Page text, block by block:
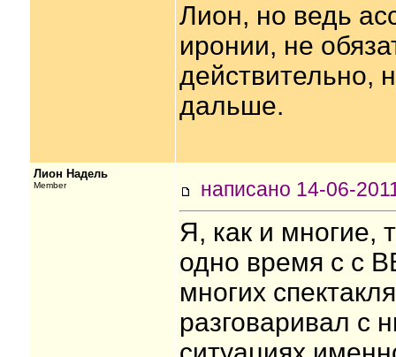
Лион, но ведь
иронии, не
действительно,
дальше.
Лион Надель
Member написано 14-06-
Я, как и многие,
одно время с с
многих
разговаривал с